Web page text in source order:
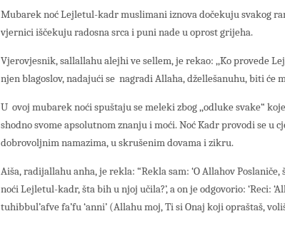
Mubarek noć Lejletul-kadr muslimani iznova dočekuju svakog
vjernici iščekuju radosna srca i puni nade u oprost grijeha.
Vjerovjesnik, sallallahu alejhi ve sellem, je rekao: ,,Ko provede
njen blagoslov, nadajući se nagradi Allaha, džellešanuhu, biti će
U ovoj mubarek noći spuštaju se meleki zbog ,,odluke svake“
shodno svome apsolutnom znanju i moći. Noć Kadr provodi se u
dobrovoljnim namazima, u skrušenim dovama i zikru.
Aiša, radijallahu anha, je rekla: “Rekla sam: ‘O Allahov
noći Lejletul-kadr, šta bih u njoj učila?’, a on je odgovorio: ‘Reci:
tuhibbul’afve fa’fu ‘anni’ (Allahu moj, Ti si Onaj koji opraštaš,